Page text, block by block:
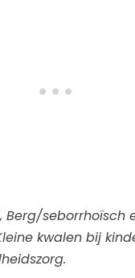
Berg/seborrhoïsch
kwalen bij